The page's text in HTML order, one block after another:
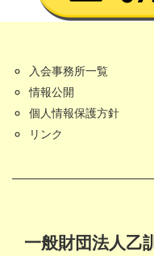
入会事務所一覧
情報公開
個人情報保護方針
リンク
一般財団法人乙